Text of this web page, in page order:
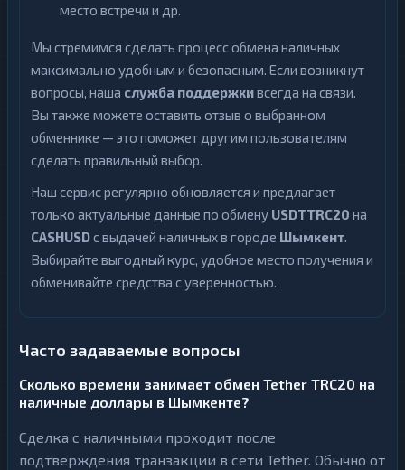
место встречи и др.
Мы стремимся сделать процесс обмена наличных
максимально удобным и безопасным. Если возникнут
вопросы, наша служба поддержкивсегда на связи.
Вы также можете оставить отзыв о выбранном
обменнике — это поможет другим пользователям
сделать правильный выбор.
Наш сервис регулярно обновляется и предлагает
только актуальные данные по обмену USDTTRC20 на
CASHUSDс выдачей наличных в городе Шымкент.
Выбирайте выгодный курс, удобное место получения и
обменивайте средства с уверенностью.
Часто задаваемые вопросы
Сколько времени занимает обмен Tether TRC20 на
наличные доллары в Шымкенте?
Сделка с наличными проходит после
подтверждения транзакции в сети Tether. Обычно от